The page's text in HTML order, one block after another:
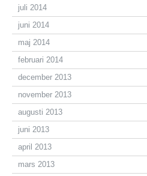
juli 2014
juni 2014
maj 2014
februari 2014
december 2013
november 2013
augusti 2013
juni 2013
april 2013
mars 2013